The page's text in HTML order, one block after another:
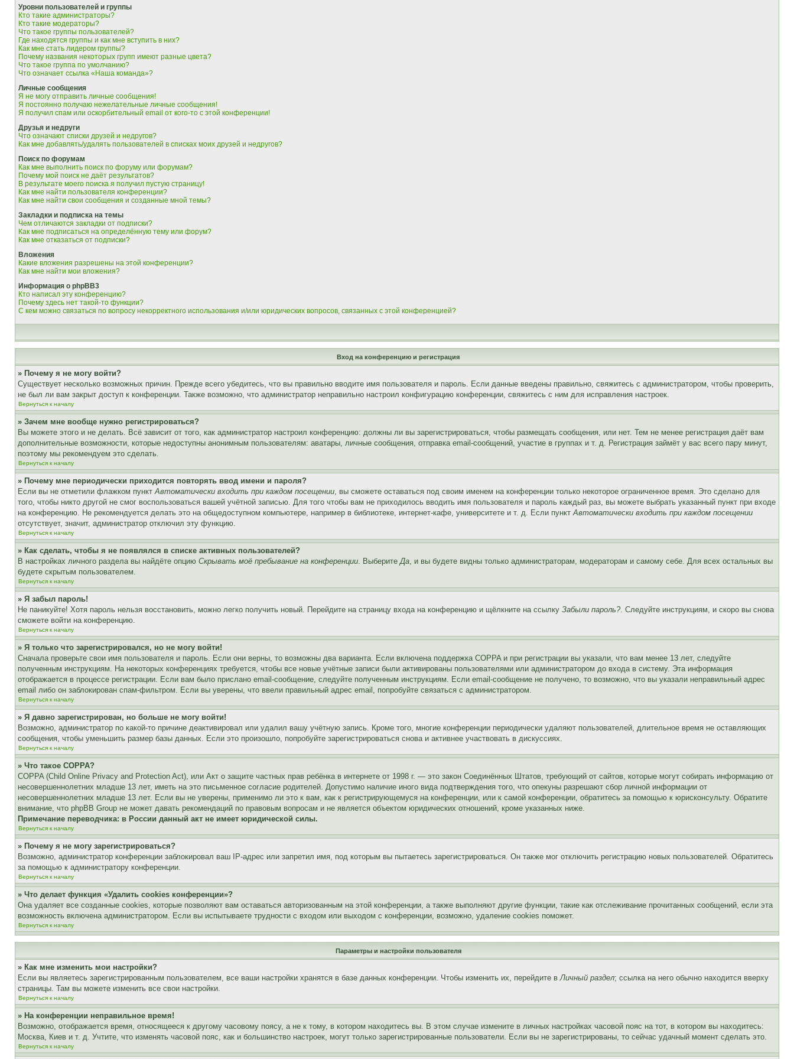
Уровни пользователей и группы
Кто такие администраторы?
Кто такие модераторы?
Что такое группы пользователей?
Где находятся группы и как мне вступить в них?
Как мне стать лидером группы?
Почему названия некоторых групп имеют разные цвета?
Что такое группа по умолчанию?
Что означает ссылка «Наша команда»?
Личные сообщения
Я не могу отправить личные сообщения!
Я постоянно получаю нежелательные личные сообщения!
Я получил спам или оскорбительный email от кого-то с этой конференции!
Друзья и недруги
Что означают списки друзей и недругов?
Как мне добавлять/удалять пользователей в списках моих друзей и недругов?
Поиск по форумам
Как мне выполнить поиск по форуму или форумам?
Почему мой поиск не даёт результатов?
В результате моего поиска я получил пустую страницу!
Как мне найти пользователя конференции?
Как мне найти свои сообщения и созданные мной темы?
Закладки и подписка на темы
Чем отличаются закладки от подписки?
Как мне подписаться на определённую тему или форум?
Как мне отказаться от подписки?
Вложения
Какие вложения разрешены на этой конференции?
Как мне найти мои вложения?
Информация о phpBB3
Кто написал эту конференцию?
Почему здесь нет такой-то функции?
С кем можно связаться по вопросу некорректного использования и/или юридических вопросов, связанных с этой конференцией?
Вход на конференцию и регистрация
» Почему я не могу войти?
Существует несколько возможных причин. Прежде всего убедитесь, что вы правильно вводите имя пользователя и пароль. Если данные введены правильно, свяжитесь с администратором, чтобы проверить,
не был ли вам закрыт доступ к конференции. Также возможно, что администратор неправильно настроил конфигурацию конференции, свяжитесь с ним для исправления настроек.
Вернуться к началу
» Зачем мне вообще нужно регистрироваться?
Вы можете этого и не делать. Всё зависит от того, как администратор настроил конференцию: должны ли вы зарегистрироваться, чтобы размещать сообщения, или нет. Тем не менее регистрация даёт вам
дополнительные возможности, которые недоступны анонимным пользователям: аватары, личные сообщения, отправка email-сообщений, участие в группах и т. д. Регистрация займёт у вас всего пару минут,
поэтому мы рекомендуем это сделать.
Вернуться к началу
» Почему мне периодически приходится повторять ввод имени и пароля?
Если вы не отметили флажком пунктАвтоматически входить при каждом посещении, вы сможете оставаться под своим именем на конференции только некоторое ограниченное время. Это сделано для
того, чтобы никто другой не смог воспользоваться вашей учётной записью. Для того чтобы вам не приходилось вводить имя пользователя и пароль каждый раз, вы можете выбрать указанный пункт при входе
на конференцию. Не рекомендуется делать это на общедоступном компьютере, например в библиотеке, интернет-кафе, университете и т. д. Если пунктАвтоматически входить при каждом посещении
отсутствует, значит, администратор отключил эту функцию.
Вернуться к началу
» Как сделать, чтобы я не появлялся в списке активных пользователей?
В настройках личного раздела вы найдёте опцию Скрывать моё пребывание на конференции. ВыберитеДа, и вы будете видны только администраторам, модераторам и самому себе. Для всех остальных вы
будете скрытым пользователем.
Вернуться к началу
» Я забыл пароль!
Не паникуйте! Хотя пароль нельзя восстановить, можно легко получить новый. Перейдите на страницу входа на конференцию и щёлкните на ссылку Забыли пароль?. Следуйте инструкциям, и скоро вы снова
сможете войти на конференцию.
Вернуться к началу
» Я только что зарегистрировался, но не могу войти!
Сначала проверьте свои имя пользователя и пароль. Если они верны, то возможны два варианта. Если включена поддержка COPPA и при регистрации вы указали, что вам менее 13 лет, следуйте
полученным инструкциям. На некоторых конференциях требуется, чтобы все новые учётные записи были активированы пользователями или администратором до входа в систему. Эта информация
отображается в процессе регистрации. Если вам было прислано email-сообщение, следуйте полученным инструкциям. Если email-сообщение не получено, то возможно, что вы указали неправильный адрес
email либо он заблокирован спам-фильтром. Если вы уверены, что ввели правильный адрес email, попробуйте связаться с администратором.
Вернуться к началу
» Я давно зарегистрирован, но больше не могу войти!
Возможно, администратор по какой-то причине деактивировал или удалил вашу учётную запись. Кроме того, многие конференции периодически удаляют пользователей, длительное время не оставляющих
сообщения, чтобы уменьшить размер базы данных. Если это произошло, попробуйте зарегистрироваться снова и активнее участвовать в дискуссиях.
Вернуться к началу
» Что такое COPPA?
COPPA (Child Online Privacy and Protection Act), или Акт о защите частных прав ребёнка в интернете от 1998 г. — это закон Соединённых Штатов, требующий от сайтов, которые могут собирать информацию от
несовершеннолетних младше 13 лет, иметь на это письменное согласие родителей. Допустимо наличие иного вида подтверждения того, что опекуны разрешают сбор личной информации от
несовершеннолетних младше 13 лет. Если вы не уверены, применимо ли это к вам, как к регистрирующемуся на конференции, или к самой конференции, обратитесь за помощью к юрисконсульту. Обратите
внимание, что phpBB Group не может давать рекомендаций по правовым вопросам и не является объектом юридических отношений, кроме указанных ниже.
Примечание переводчика: в России данный акт не имеет юридической силы.
Вернуться к началу
» Почему я не могу зарегистрироваться?
Возможно, администратор конференции заблокировал ваш IP-адрес или запретил имя, под которым вы пытаетесь зарегистрироваться. Он также мог отключить регистрацию новых пользователей. Обратитесь
за помощью к администратору конференции.
Вернуться к началу
» Что делает функция «Удалить cookies конференции»?
Она удаляет все созданные cookies, которые позволяют вам оставаться авторизованным на этой конференции, а также выполняют другие функции, такие как отслеживание прочитанных сообщений, если эта
возможность включена администратором. Если вы испытываете трудности с входом или выходом с конференции, возможно, удаление cookies поможет.
Вернуться к началу
Параметры и настройки пользователя
» Как мне изменить мои настройки?
Если вы являетесь зарегистрированным пользователем, все ваши настройки хранятся в базе данных конференции. Чтобы изменить их, перейдите вЛичный раздел; ссылка на него обычно находится вверху
страницы. Там вы можете изменить все свои настройки.
Вернуться к началу
» На конференции неправильное время!
Возможно, отображается время, относящееся к другому часовому поясу, а не к тому, в котором находитесь вы. В этом случае измените в личных настройках часовой пояс на тот, в котором вы находитесь:
Москва, Киев и т. д. Учтите, что изменять часовой пояс, как и большинство настроек, могут только зарегистрированные пользователи. Если вы не зарегистрированы, то сейчас удачный момент сделать это.
Вернуться к началу